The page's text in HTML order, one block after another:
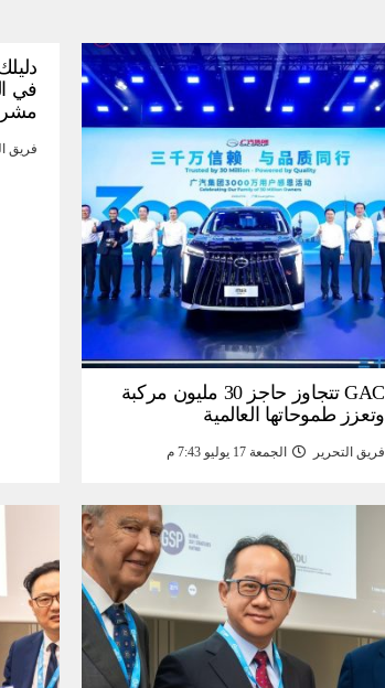
GAC تتجاوز حاجز 30 مليون مركبة
وتعزز طموحاتها العالمية
فريق التحرير الجمعة 17 يوليو 7:43 م
في
فريق